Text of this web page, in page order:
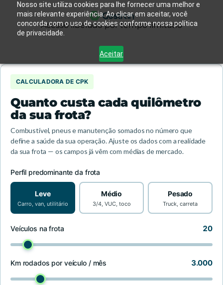
Nosso site utiliza cookies para lhe fornecer uma melhor e
mais relevante experiência. Ao clicar em aceitar, você
concorda com o uso de cookies conforme nossa política
de privacidade.
Aceitar
Acesso liberado por tempo limitado
CALCULADORA DE CPK
Quanto custa cada quilômetro
da sua frota?
Combustível, pneus e manutenção somados no número que
define a saúde da sua operação. Ajuste os dados com a realidade
da sua frota — os campos já vêm com médias de mercado.
Perfil predominante da frota
Leve
Carro, van, utilitário
Médio
3/4, VUC, toco
Pesado
Truck, carreta
Veículos na frota 20
Km rodados por veículo / mês 3.000